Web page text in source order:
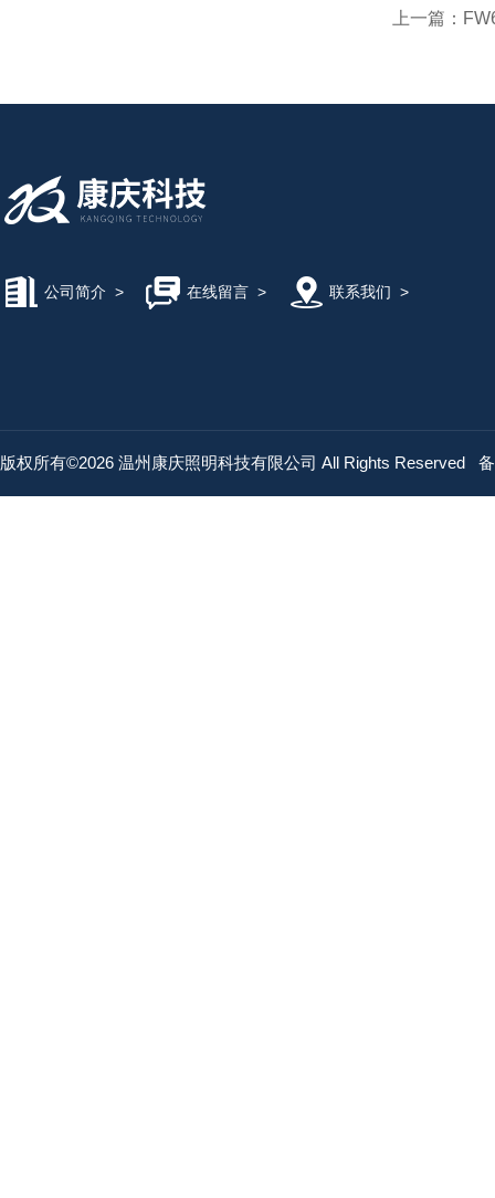
上一篇：
公司简介 > 在线留言> 联系我们 >
版权所有©2026 温州康庆照明科技有限公司 All Rights Reserved